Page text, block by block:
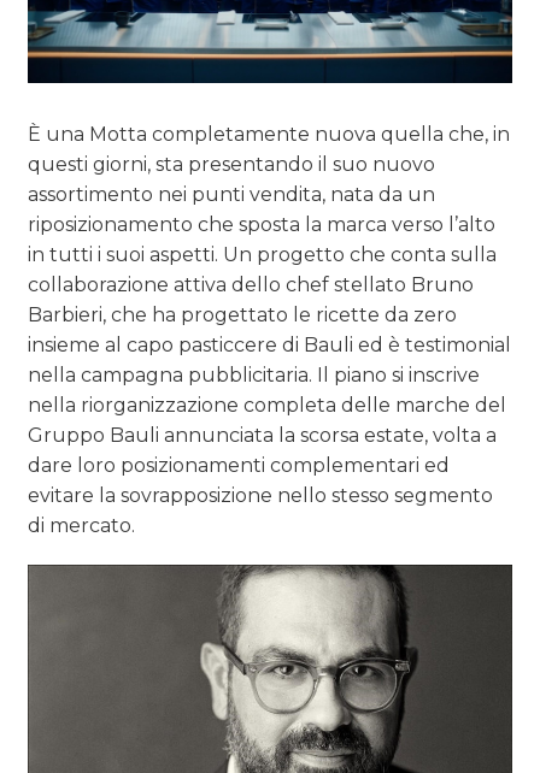
È una Motta completamente nuova quella che, in
questi giorni, sta presentando il suo nuovo
assortimento nei punti vendita, nata da un
riposizionamento che sposta la marca verso l’alto
in tutti i suoi aspetti. Un progetto che conta sulla
collaborazione attiva dello chef stellato Bruno
Barbieri, che ha progettato le ricette da zero
insieme al capo pasticcere di Bauli ed è testimonial
nella campagna pubblicitaria. Il piano si inscrive
nella riorganizzazione completa delle marche del
Gruppo Bauli annunciata la scorsa estate, volta a
dare loro posizionamenti complementari ed
evitare la sovrapposizione nello stesso segmento
di mercato.